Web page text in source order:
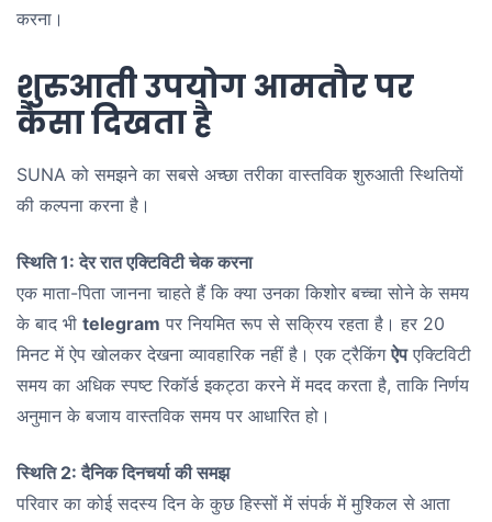
करना।
शुरुआती उपयोग आमतौर पर
कैसा दिखता है
SUNA को समझने का सबसे अच्छा तरीका वास्तविक शुरुआती स्थितियों
की कल्पना करना है।
स्थिति 1: देर रात एक्टिविटी चेक करना
एक माता-पिता जानना चाहते हैं कि क्या उनका किशोर बच्चा सोने के समय
के बाद भी telegram पर नियमित रूप से सक्रिय रहता है। हर 20
मिनट में ऐप खोलकर देखना व्यावहारिक नहीं है। एक ट्रैकिंगऐपएक्टिविटी
समय का अधिक स्पष्ट रिकॉर्ड इकट्ठा करने में मदद करता है, ताकि निर्णय
अनुमान के बजाय वास्तविक समय पर आधारित हो।
स्थिति 2: दैनिक दिनचर्या की समझ
परिवार का कोई सदस्य दिन के कुछ हिस्सों में संपर्क में मुश्किल से आता